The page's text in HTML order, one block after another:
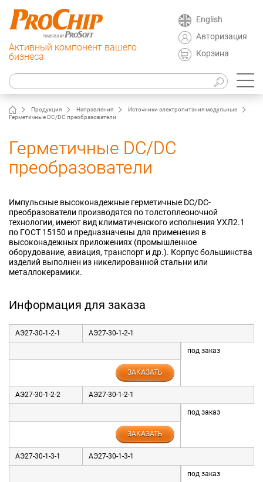
Активный компонент вашего
бизнеса
English
Авторизация
Корзина
Продукция Направления
Источники электропитания модульные
Герметичные DC/DC преобразователи
Герметичные DC/DC
преобразователи
Импульсные высоконадежные герметичные DC/DC-
преобразователи производятся по толстоплеоночной
технологии, имеют вид климатиченского исполнения УХЛ2.1
по ГОСТ 15150 и предназначены для применения в
высоконадежных приложениях (промышленное
оборудование, авиация, транспорт и др.). Корпус большинства
изделий выполнен из никелированной стальни или
металлокерамики.
Информация для заказа
АЭ27-30-1-2-1 АЭ27-30-1-2-1
под заказ
ЗАКАЗАТЬ
АЭ27-30-1-2-2 АЭ27-30-1-2-1
под заказ
ЗАКАЗАТЬ
АЭ27-30-1-3-1 АЭ27-30-1-3-1
под заказ